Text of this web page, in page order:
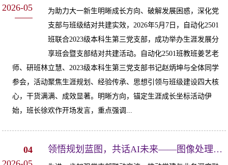
2026-05
为助力大一新生明晰成长方向、破解发展困惑，深化党
支部与班级结对共建实效，2026年5月7日，自动化2501
班联合2023级本科生第三党支部，成功举办生涯发展分
享班会暨支部结对共建活动。自动化2501班教班姜艺老
师、研班林立慧、2023级本科生第三党支部书记赵炳坤与全体同学
参会，活动聚焦生涯规划、经验传承、思想引领与班级建设四大核
心，干货满满、成效显著。明晰方向，锚定生涯成长坐标活动伊
始，班长徐欢作开场发言，重点强调...
04
领悟规划蓝图，共话AI未来——图像处理与智能科学系开展师生党支部联合主题党...